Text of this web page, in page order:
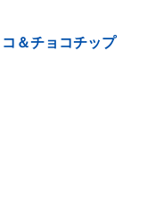
＆チョコチップ